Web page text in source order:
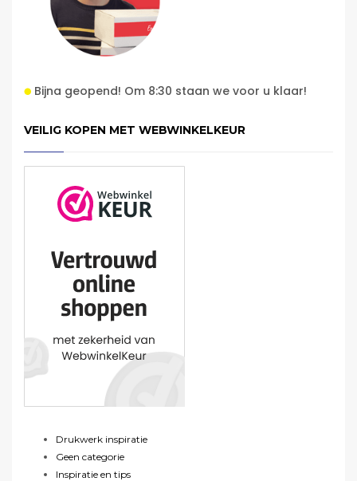
Bijna geopend! Om 8:30 staan we voor u klaar!
VEILIG KOPEN MET WEBWINKELKEUR
Drukwerk inspiratie
Geen categorie
Inspiratie en tips